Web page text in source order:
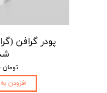
پودر گرافن
۹۰۰,۰۰۰ تومان
افزودن